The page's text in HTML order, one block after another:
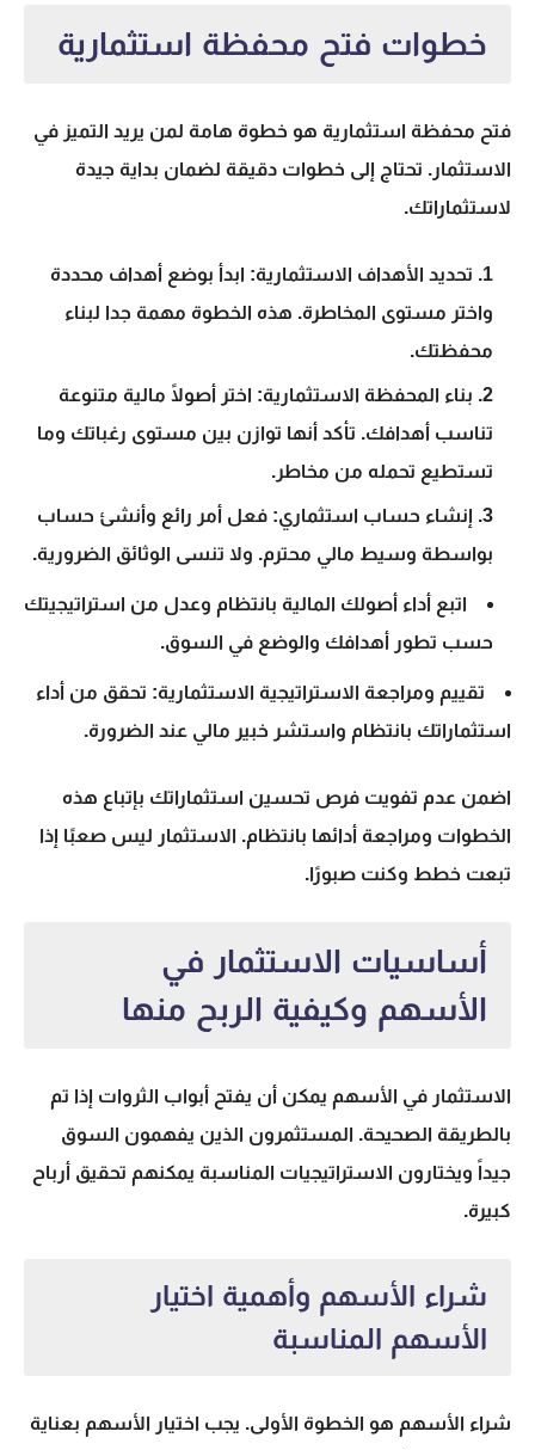
خطوات فتح محفظة استثمارية
فتح محفظة استثمارية هو خطوة هامة لمن يريد التميز في
الاستثمار. تحتاج إلى خطوات دقيقة لضمان بداية جيدة
لاستثماراتك.
تحديد الأهداف الاستثمارية: ابدأ بوضع أهداف محددة
واختر مستوى المخاطرة. هذه الخطوة مهمة جدا لبناء
محفظتك.
بناء المحفظة الاستثمارية: اختر أصولًا مالية متنوعة
تناسب أهدافك. تأكد أنها توازن بين مستوى رغباتك وما
تستطيع تحمله من مخاطر.
إنشاء حساب استثماري: فعل أمر رائع وأنشئ حساب
بواسطة وسيط مالي محترم. ولا تنسى الوثائق الضرورية.
اتبع أداء أصولك المالية بانتظام وعدل من استراتيجيتك
حسب تطور أهدافك والوضع في السوق.
تقييم ومراجعة الاستراتيجية الاستثمارية: تحقق من أداء
استثماراتك بانتظام واستشر خبير مالي عند الضرورة.
اضمن عدم تفويت فرص تحسين استثماراتك بإتباع هذه
الخطوات ومراجعة أدائها بانتظام. الاستثمار ليس صعبًا إذا
تبعت خطط وكنت صبورًا.
أساسيات الاستثمار في
الأسهم وكيفية الربح منها
الاستثمار في الأسهم يمكن أن يفتح أبواب الثروات إذا تم
بالطريقة الصحيحة. المستثمرون الذين يفهمون السوق
جيداً ويختارون الاستراتيجيات المناسبة يمكنهم تحقيق أرباح
كبيرة.
شراء الأسهم وأهمية اختيار
الأسهم المناسبة
شراء الأسهم هو الخطوة الأولى. يجب اختيار الأسهم بعناية